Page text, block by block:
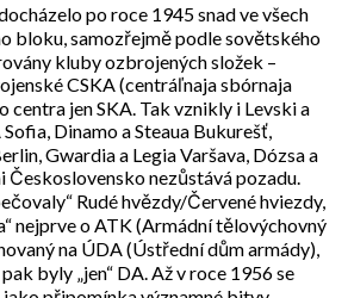
po roce 1945 snad ve všech
bloku, samozřejmě podle sovětského
kluby ozbrojených složek –
CSKA (centráľnaja sbórnaja
centra jen SKA. Tak vznikly i Levski a
Dinamo a Steaua Bukurešť,
Gwardia a Legia Varšava, Dózsa a
Československo nezůstává pozadu.
Rudé hvězdy/Červené hviezdy,
nejprve o ATK (Armádní tělovýchovný
na ÚDA (Ústřední dům armády),
byly „jen“ DA. Až v roce 1956 se